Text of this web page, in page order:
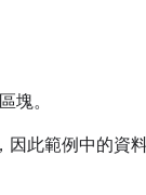
塊。
此範例中的資